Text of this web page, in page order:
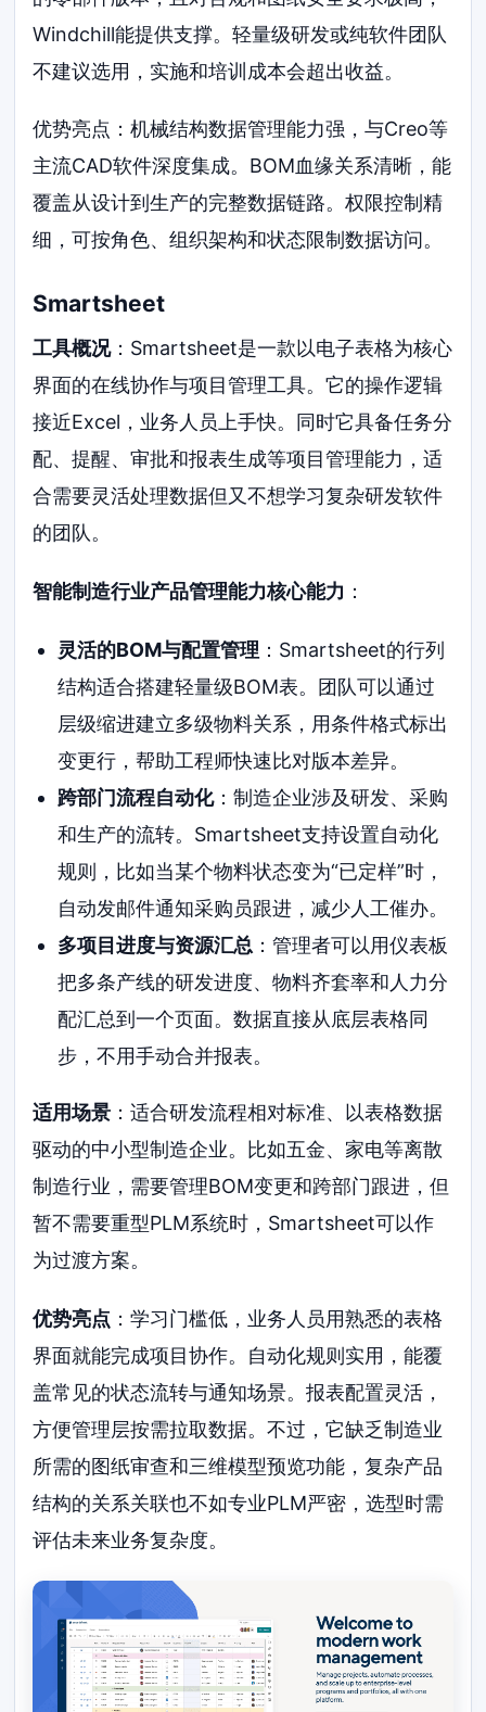
Windchill能提供支撑。轻量级研发或纯软件团队
不建议选用，实施和培训成本会超出收益。
优势亮点：机械结构数据管理能力强，与Creo等
主流CAD软件深度集成。BOM血缘关系清晰，能
覆盖从设计到生产的完整数据链路。权限控制精
细，可按角色、组织架构和状态限制数据访问。
Smartsheet
工具概况：Smartsheet是一款以电子表格为核心
界面的在线协作与项目管理工具。它的操作逻辑
接近Excel，业务人员上手快。同时它具备任务分
配、提醒、审批和报表生成等项目管理能力，适
合需要灵活处理数据但又不想学习复杂研发软件
的团队。
智能制造行业产品管理能力核心能力 ：
灵活的BOM与配置管理 ：Smartsheet的行列
结构适合搭建轻量级BOM表。团队可以通过
层级缩进建立多级物料关系，用条件格式标出
变更行，帮助工程师快速比对版本差异。
跨部门流程自动化：制造企业涉及研发、采购
和生产的流转。Smartsheet支持设置自动化
规则，比如当某个物料状态变为“已定样”时，
自动发邮件通知采购员跟进，减少人工催办。
多项目进度与资源汇总：管理者可以用仪表板
把多条产线的研发进度、物料齐套率和人力分
配汇总到一个页面。数据直接从底层表格同
步，不用手动合并报表。
适用场景 ：适合研发流程相对标准、以表格数据
驱动的中小型制造企业。比如五金、家电等离散
制造行业，需要管理BOM变更和跨部门跟进，但
暂不需要重型PLM系统时，Smartsheet可以作
为过渡方案。
优势亮点 ：学习门槛低，业务人员用熟悉的表格
界面就能完成项目协作。自动化规则实用，能覆
盖常见的状态流转与通知场景。报表配置灵活，
方便管理层按需拉取数据。不过，它缺乏制造业
所需的图纸审查和三维模型预览功能，复杂产品
结构的关系关联也不如专业PLM严密，选型时需
评估未来业务复杂度。